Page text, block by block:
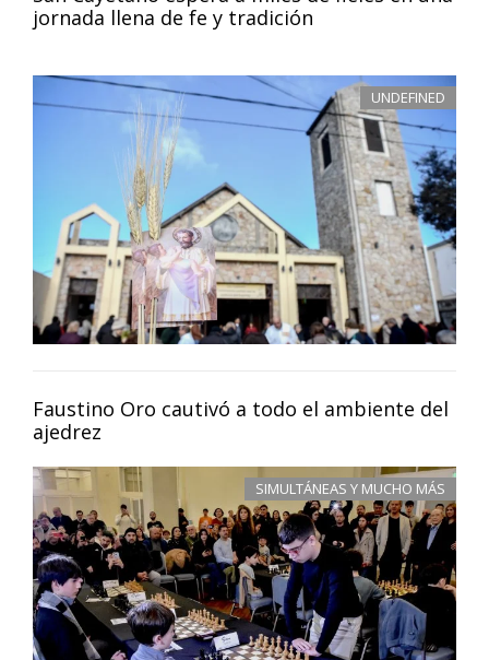
jornada llena de fe y tradición
UNDEFINED
Faustino Oro cautivó a todo el ambiente del
ajedrez
SIMULTÁNEAS Y MUCHO MÁS